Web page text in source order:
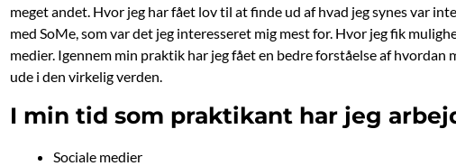
meget andet. Hvor jeg har fået lov til at finde ud af hvad jeg synes var
med SoMe, som var det jeg interesseret mig mest for. Hvor jeg fik
medier. Igennem min praktik har jeg fået en bedre forståelse af
ude i den virkelig verden.
I min tid som praktikant har jeg
Sociale medier